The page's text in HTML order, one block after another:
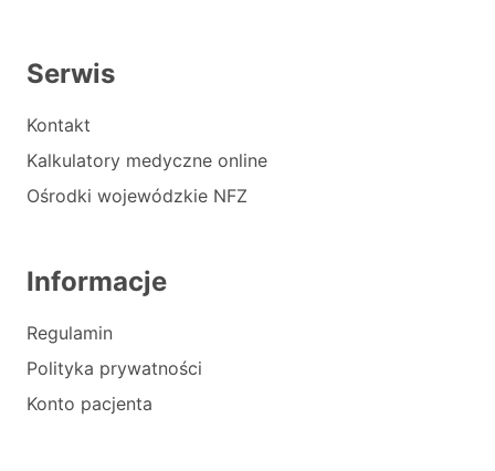
Serwis
Kontakt
Kalkulatory medyczne online
Ośrodki wojewódzkie NFZ
Informacje
Regulamin
Polityka prywatności
Konto pacjenta